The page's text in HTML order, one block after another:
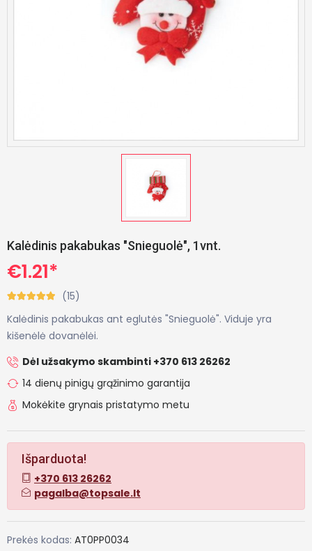
Kalėdinis pakabukas "Snieguolė", 1vnt.
€1.21*
(15)
Kalėdinis pakabukas ant eglutės "Snieguolė". Viduje yra
kišenėlė dovanėlėi.
Dėl užsakymo skambinti +370 613 26262
14 dienų pinigų grąžinimo garantija
Mokėkite grynais pristatymo metu
Išparduota!
+370 613 26262
pagalba@topsale.lt
Prekės kodas: AT0PP0034